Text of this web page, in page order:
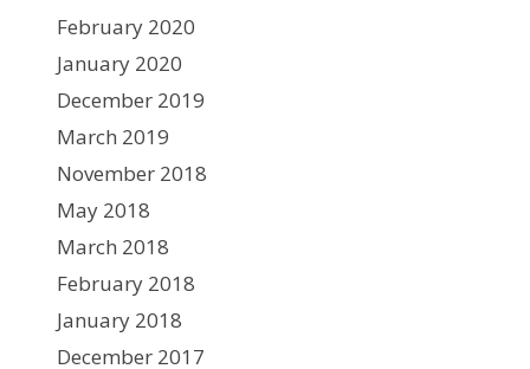
February 2020
January 2020
December 2019
March 2019
November 2018
May 2018
March 2018
February 2018
January 2018
December 2017